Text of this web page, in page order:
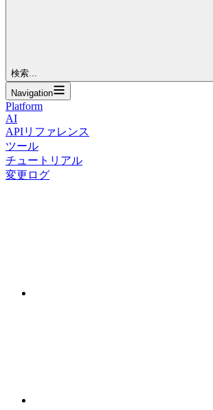
検索...
Navigation
Platform
AI
APIリファレンス
ツール
チュートリアル
変更ログ